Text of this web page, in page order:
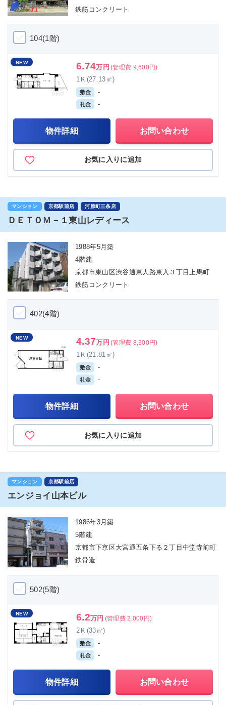
鉄筋コンクリート
104(1階)
NEW 6.74万円 (管理費 9,600円)
1Ｋ(27.13㎡)
敷金 -
礼金 -
物件詳細 お問い合わせ
お気に入りに追加
マンション 京都駅前店 河原町三条店
ＤＥＴＯＭ－１東山レディース
1988年5月築
4階建
京都市東山区渋谷通東大路東入３丁目上馬町
鉄筋コンクリート
402(4階)
NEW 4.37万円 (管理費 8,300円)
1Ｋ(21.81㎡)
敷金 -
礼金 -
物件詳細 お問い合わせ
お気に入りに追加
マンション 京都駅前店
エンジョイ山本ビル
1986年3月築
5階建
京都市下京区大宮通五条下る２丁目中堂寺前町
鉄骨造
502(5階)
NEW 6.2万円 (管理費 2,000円)
2Ｋ(33㎡)
敷金 -
礼金 -
物件詳細 お問い合わせ